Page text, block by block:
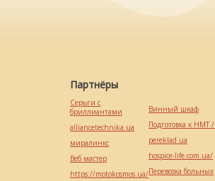
Партнёры
Серьги с
бриллиантами
alliancetechnika.ua
миралинкс
Веб мастер
https://motokosmos.ua/
Винный шкаф
Подготовка к НМТ
pereklad.ua
hospice-life.com.ua/
Перевозка больных